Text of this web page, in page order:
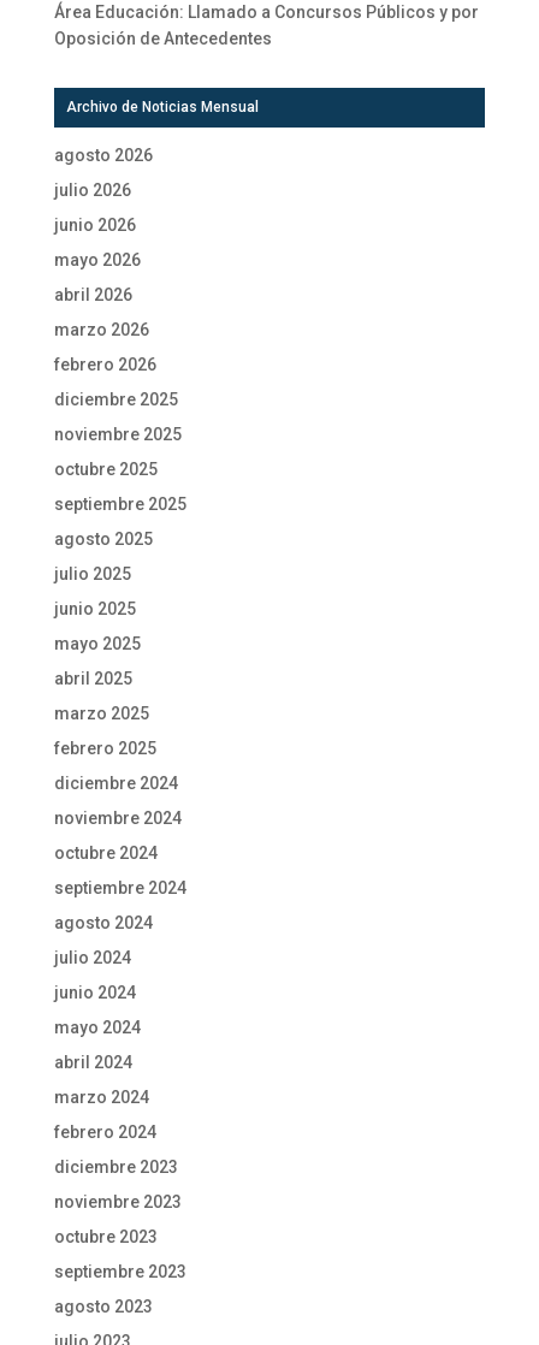
Área Educación: Llamado a Concursos Públicos y por
Oposición de Antecedentes
Archivo de Noticias Mensual
agosto 2026
julio 2026
junio 2026
mayo 2026
abril 2026
marzo 2026
febrero 2026
diciembre 2025
noviembre 2025
octubre 2025
septiembre 2025
agosto 2025
julio 2025
junio 2025
mayo 2025
abril 2025
marzo 2025
febrero 2025
diciembre 2024
noviembre 2024
octubre 2024
septiembre 2024
agosto 2024
julio 2024
junio 2024
mayo 2024
abril 2024
marzo 2024
febrero 2024
diciembre 2023
noviembre 2023
octubre 2023
septiembre 2023
agosto 2023